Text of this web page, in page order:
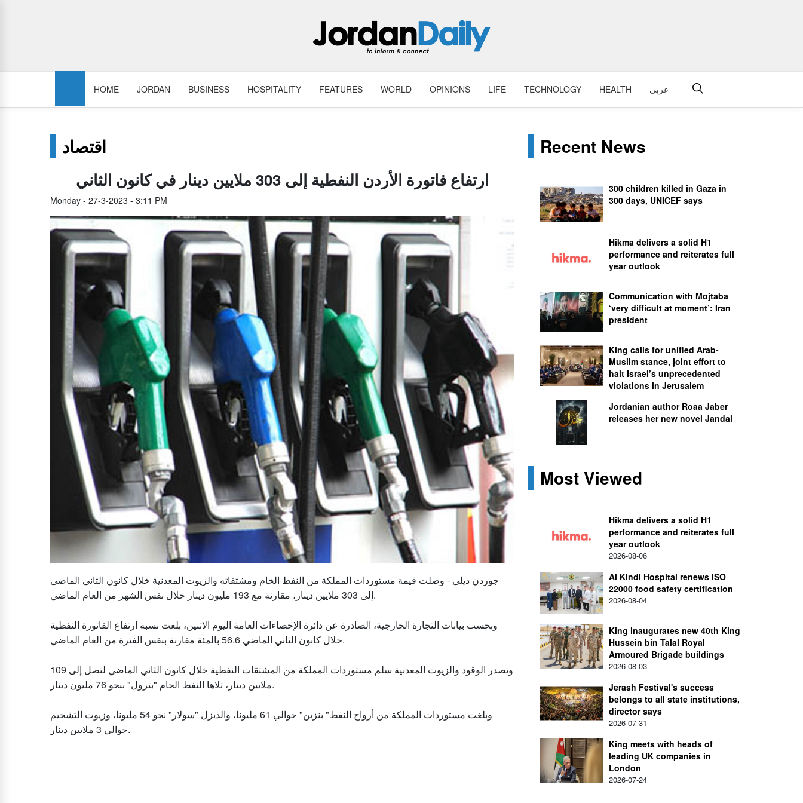
HOME JORDAN BUSINESS HOSPITALITY FEATURES WORLD OPINIONS LIFE TECHNOLOGY HEALTH عربي
اقتصاد
ارتفاع فاتورة الأردن النفطية إلى 303 ملايين دينار في كانون الثاني
Monday - 27-3-2023 - 3:11 PM
جوردن ديلي - وصلت قيمة مستوردات المملكة من النفط الخام ومشتقاته والزيوت المعدنية خلال كانون الثاني الماضي
إلى 303 ملايين دينار، مقارنة مع 193 مليون دينار خلال نفس الشهر من العام الماضي.
وبحسب بيانات التجارة الخارجية، الصادرة عن دائرة الإحصاءات العامة اليوم الاثنين، بلغت نسبة ارتفاع الفاتورة النفطية
خلال كانون الثاني الماضي 56.6 بالمئة مقارنة بنفس الفترة من العام الماضي.
وتصدر الوقود والزيوت المعدنية سلم مستوردات المملكة من المشتقات النفطية خلال كانون الثاني الماضي لتصل إلى 109
ملايين دينار، تلاها النفط الخام "بترول" بنحو 76 مليون دينار.
وبلغت مستوردات المملكة من أرواح النفط" بنزين" حوالي 61 مليونا، والديزل "سولار" نحو 54 مليونا، وزيوت التشحيم
حوالي 3 ملايين دينار.
Recent News
300 children killed in Gaza in
300 days, UNICEF says
Hikma delivers a solid H1
performance and reiterates full
year outlook
Communication with Mojtaba
‘very difficult at moment’: Iran
president
King calls for unified Arab-
Muslim stance, joint effort to
halt Israel’s unprecedented
violations in Jerusalem
Jordanian author Roaa Jaber
releases her new novel Jandal
Most Viewed
Hikma delivers a solid H1
performance and reiterates full
year outlook
2026-08-06
Al Kindi Hospital renews ISO
22000 food safety certification
2026-08-04
King inaugurates new 40th King
Hussein bin Talal Royal
Armoured Brigade buildings
2026-08-03
Jerash Festival's success
belongs to all state institutions,
director says
2026-07-31
King meets with heads of
leading UK companies in
London
2026-07-24